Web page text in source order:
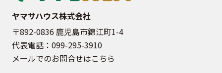
ヤマサハウス株式会社
〒892-0836 鹿児島市錦江町1-4
代表電話： 099-295-3910
メールでのお問合せはこちら